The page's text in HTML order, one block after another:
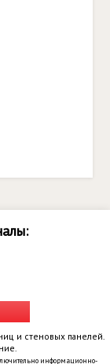
и стеновых панелей.
информационно-